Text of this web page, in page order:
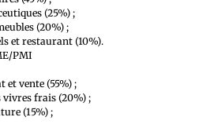
(25%) ;
(20%) ;
et restaurant (10%).
PMI
et vente (55%) ;
vivres frais (20%) ;
(15%) ;